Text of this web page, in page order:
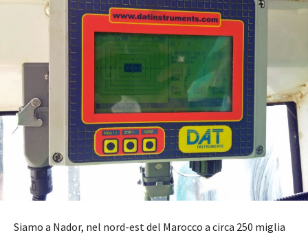
Siamo a Nador, nel nord-est del Marocco a circa 250 miglia